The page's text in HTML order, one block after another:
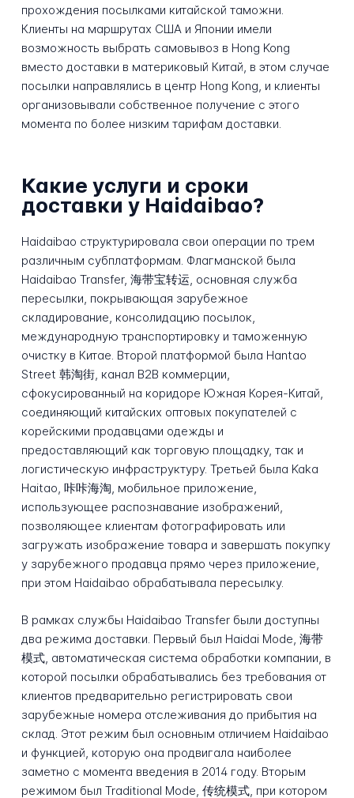
прохождения посылками китайской таможни.
Клиенты на маршрутах США и Японии имели
возможность выбрать самовывоз в Hong Kong
вместо доставки в материковый Китай, в этом случае
посылки направлялись в центр Hong Kong, и клиенты
организовывали собственное получение с этого
момента по более низким тарифам доставки.
Какие услуги и сроки
доставки у Haidaibao?
Haidaibao структурировала свои операции по трем
различным субплатформам. Флагманской была
Haidaibao Transfer, 海带宝转运, основная служба
пересылки, покрывающая зарубежное
складирование, консолидацию посылок,
международную транспортировку и таможенную
очистку в Китае. Второй платформой была Hantao
Street 韩淘街, канал B2B коммерции,
сфокусированный на коридоре Южная Корея-Китай,
соединяющий китайских оптовых покупателей с
корейскими продавцами одежды и
предоставляющий как торговую площадку, так и
логистическую инфраструктуру. Третьей была Kaka
Haitao, 咔咔海淘, мобильное приложение,
использующее распознавание изображений,
позволяющее клиентам фотографировать или
загружать изображение товара и завершать покупку
у зарубежного продавца прямо через приложение,
при этом Haidaibao обрабатывала пересылку.
В рамках службы Haidaibao Transfer были доступны
два режима доставки. Первый был Haidai Mode, 海带
模式, автоматическая система обработки компании, в
которой посылки обрабатывались без требования от
клиентов предварительно регистрировать свои
зарубежные номера отслеживания до прибытия на
склад. Этот режим был основным отличием Haidaibao
и функцией, которую она продвигала наиболее
заметно с момента введения в 2014 году. Вторым
режимом был Traditional Mode, 传统模式, при котором